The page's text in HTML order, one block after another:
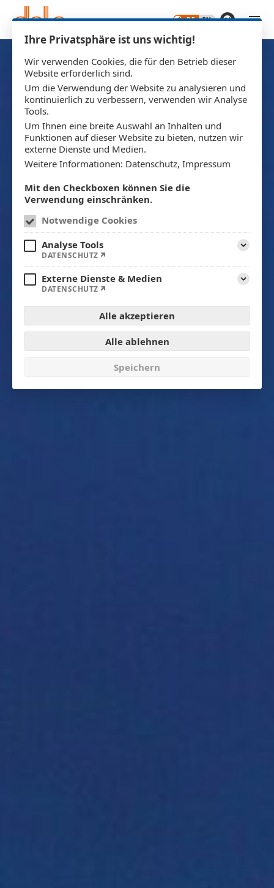
Ihre Privatsphäre ist uns wichtig!
Wir verwenden Cookies, die für den Betrieb dieser
Website erforderlich sind.
Um die Verwendung der Website zu analysieren und
kontinuierlich zu verbessern, verwenden wir Analyse
Tools.
Um Ihnen eine breite Auswahl an Inhalten und
Funktionen auf dieser Website zu bieten, nutzen wir
externe Dienste und Medien.
Weitere Informationen: Datenschutz, Impressum
Mit den Checkboxen können Sie die
Verwendung einschränken.
Notwendige Cookies
Analyse Tools
DATENSCHUTZ
Externe Dienste & Medien
DATENSCHUTZ
Alle akzeptieren
Alle ablehnen
Speichern